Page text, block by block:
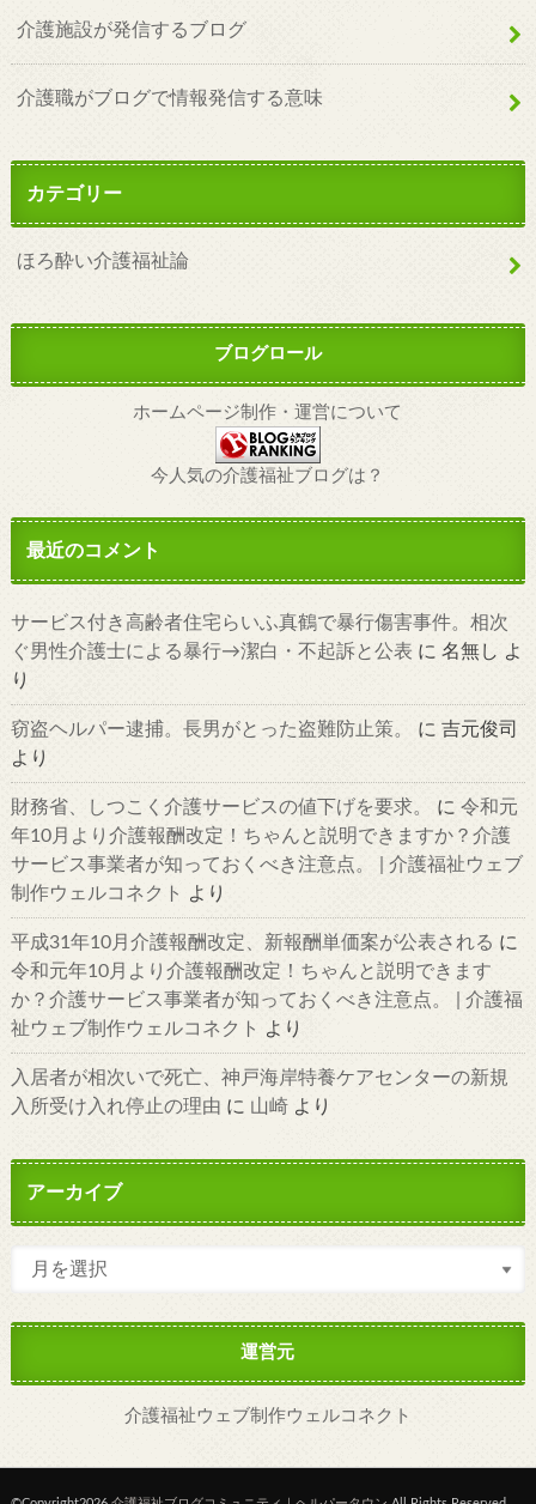
介護施設が発信するブログ
介護職がブログで情報発信する意味
カテゴリー
ほろ酔い介護福祉論
ブログロール
ホームページ制作・運営について
今人気の介護福祉ブログは？
最近のコメント
サービス付き高齢者住宅らいふ真鶴で暴行傷害事件。相次
ぐ男性介護士による暴行→潔白・不起訴と公表 に 名無し よ
り
窃盗ヘルパー逮捕。長男がとった盗難防止策。 に 吉元俊司
より
財務省、しつこく介護サービスの値下げを要求。 に 令和元
年10月より介護報酬改定！ちゃんと説明できますか？介護
サービス事業者が知っておくべき注意点。 | 介護福祉ウェブ
制作ウェルコネクト
より
平成31年10月介護報酬改定、新報酬単価案が公表される に
令和元年10月より介護報酬改定！ちゃんと説明できます
か？介護サービス事業者が知っておくべき注意点。 | 介護福
祉ウェブ制作ウェルコネクト
より
入居者が相次いで死亡、神戸海岸特養ケアセンターの新規
入所受け入れ停止の理由 に 山崎より
アーカイブ
運営元
介護福祉ウェブ制作ウェルコネクト